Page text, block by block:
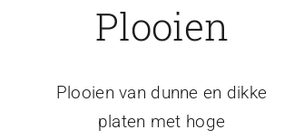
Plooien
Plooien van dunne en dikke
platen met hoge